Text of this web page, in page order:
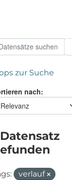
zur Suche
nach
Datensatz
verlauf